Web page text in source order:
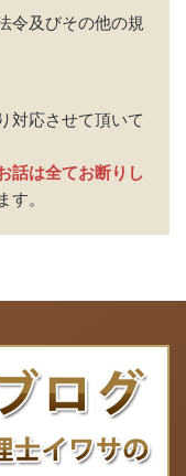
令及びその他の規
対応させて頂いて
話は全てお断りし
す。